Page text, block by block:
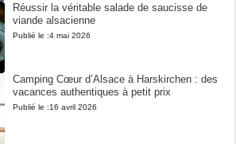
Réussir la véritable salade de saucisse de
viande alsacienne
Publié le :4 mai 2026
Camping Cœur d’Alsace à Harskirchen : des
vacances authentiques à petit prix
Publié le :16 avril 2026